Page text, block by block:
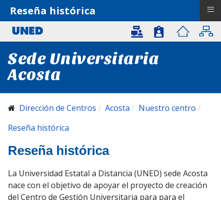
Sede Universitaria
Acosta
Dirección de Centros Acosta
Nuestro centro
Reseña histórica
Reseña histórica
La Universidad Estatal a Distancia (UNED) sede Acosta
nace con el objetivo de apoyar el proyecto de creación
del Centro de Gestión Universitaria para para el
Reseña histórica ≡